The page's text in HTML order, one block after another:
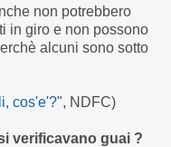
non potrebbero
in giro e non possono
alcuni sono sotto
cos'e'?", NDFC)
verificavano guai ?